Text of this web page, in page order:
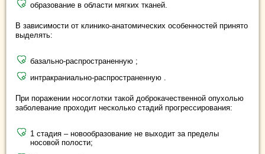
образование в области мягких тканей.
В зависимости от клинико-анатомических особенностей принято
выделять:
базально-распространенную ;
интракраниально-распространенную .
При поражении носоглотки такой доброкачественной опухолью
заболевание проходит несколько стадий прогрессирования:
1 стадия – новообразование не выходит за пределы
носовой полости;